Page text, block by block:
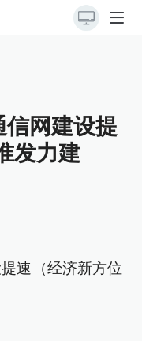
信网建设提
发力建
速（经济新方位